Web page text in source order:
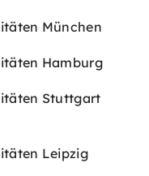
München
Hamburg
Stuttgart
Leipzig